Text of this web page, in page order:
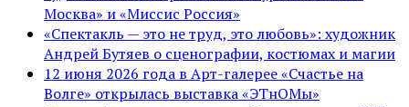
Москва» и «Миссис Россия»
«Спектакль — это не труд, это любовь»: художник
Андрей Бутяев о сценографии, костюмах и магии
12 июня 2026 года в Арт-галерее «Счастье на
Волге» открылась выставка «ЭТнОМы»